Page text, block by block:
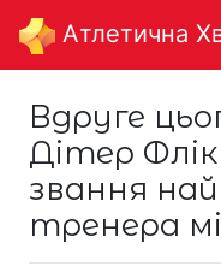
Aтлетична
Вдруге
Дітер
звання
тренера